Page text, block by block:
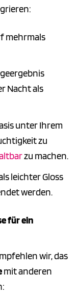
mehrmals
Nacht als
unter Ihrem
zu
zu machen.
leichter Gloss
werden.
für ein
wir, das
mit anderen